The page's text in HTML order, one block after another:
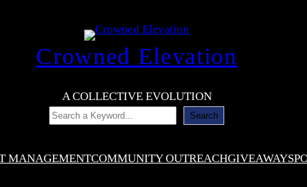
Crowned Elevation
A COLLECTIVE EVOLUTION
Search
MANAGEMENTCOMMUNITY OUTREACHGIVEAWAYS